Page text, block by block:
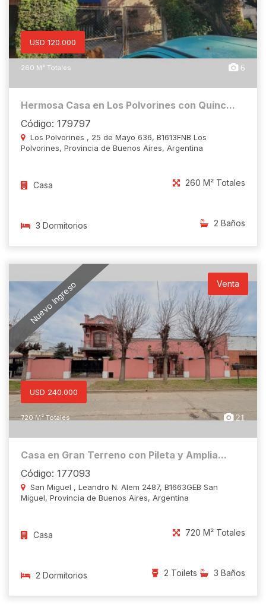
USD 120.000
260 M² Totales 6
Hermosa Casa en Los Polvorines con Quinc...
Código: 179797
Los Polvorines , 25 de Mayo 636, B1613FNB Los
Polvorines, Provincia de Buenos Aires, Argentina
Casa 260 M² Totales
3 Dormitorios 2 Baños
Nuevo Ingreso Venta
USD 240.000
720 M² Totales 21
Casa en Gran Terreno con Pileta y Amplia...
Código: 177093
San Miguel , Leandro N. Alem 2487, B1663GEB San
Miguel, Provincia de Buenos Aires, Argentina
Casa 720 M² Totales
2 Dormitorios 3 Baños
2 Toilets